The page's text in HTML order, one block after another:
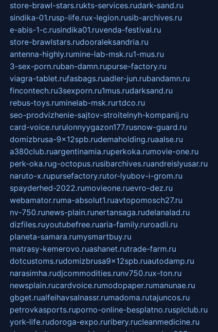
store-brawl-stars.rukts-services.rudark-sand.ru
sindika-01.rusp-life.rux-legion.rusib-archives.ru
e-abis-1-c.rusindika01.ruvenda-festival.ru
store-brawlstars.rudooraleksandria.ru
antenna-highly.rumine-lab-msk.ru1-mus.ru
3-sex-porn.ruban-damn.rupurse-factory.ru
viagra-tablet.rufasbags.ruadler-jun.rubandamn.ru
fincontech.ru3sexporn.ru1mus.rudarksand.ru
rebus-toys.ruminelab-msk.rurtdco.ru
seo-prodvizhenie-sajtov-stroitelnyh-kompanij.ru
card-voice.rurulonnyygazon177.rusnow-guard.ru
domizbrusa-9x12spb.rudemaholding.ruaalse.ru
a380club.ruargentinamia.ruperkoka.rumovie-one.ru
perk-oka.rug-octopus.rusibarchives.ruandreislyusar.ru
naruto-x.rupursefactory.rutor-lyubov-i-grom.ru
spayderhed-2022.rumovieone.ruevro-dez.ru
webamator.ruma-absolut1.ruavtopomosch27.ru
nv-750.runews-plain.runertansaga.rudelanalad.ru
dizfiles.ruyoutubefree.ruaria-family.ruroadli.ru
planeta-samara.rumysmartbuy.ru
matrasy-kemerovo.ruashanet.rutrade-farm.ru
dotcustoms.rudomizbrusa9x12spb.ruautodamp.ru
narasimha.rudjcommodities.runv750.rux-ton.ru
newsplain.rucardvoice.rumodopaper.rumanunae.ru
gbget.rualfeihavsalnassr.rumadoma.rutajuncos.ru
petrovkasports.ruporno-online-besplatno.rusplclub.ru
york-life.rudoroga-expo.ruribery.rucleanmedicine.ru